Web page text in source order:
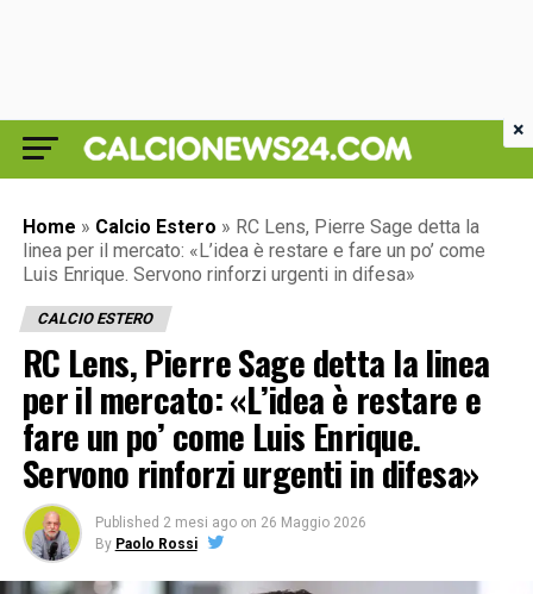
Home » Calcio Estero » RC Lens, Pierre Sage detta la
linea per il mercato: «L’idea è restare e fare un po’ come
Luis Enrique. Servono rinforzi urgenti in difesa»
CALCIO ESTERO
RC Lens, Pierre Sage detta la linea
per il mercato: «L’idea è restare e
fare un po’ come Luis Enrique.
Servono rinforzi urgenti in difesa»
Published 2 mesi ago on 26 Maggio 2026
By Paolo Rossi
×